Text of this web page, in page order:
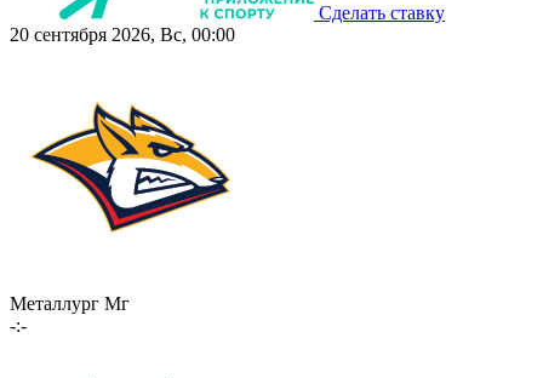
Сделать ставку
20 сентября 2026, Вс, 00:00
Металлург Мг
-:-